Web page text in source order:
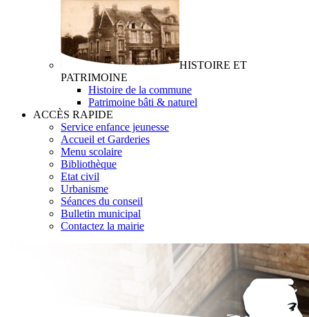
HISTOIRE ET
PATRIMOINE
Histoire de la commune
Patrimoine bâti & naturel
ACCÈS RAPIDE
Service enfance jeunesse
Accueil et Garderies
Menu scolaire
Bibliothèque
Etat civil
Urbanisme
Séances du conseil
Bulletin municipal
Contactez la mairie